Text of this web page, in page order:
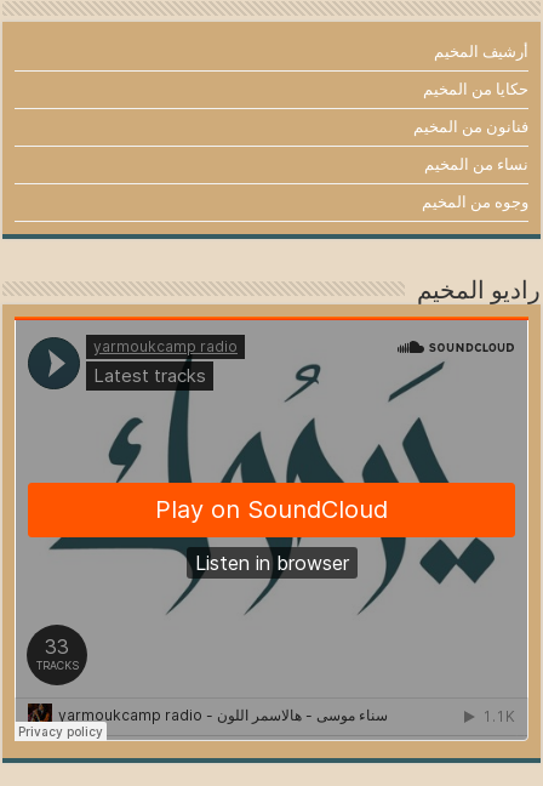
أرشيف المخيم
حكايا من المخيم
فنانون من المخيم
نساء من المخيم
وجوه من المخيم
راديو المخيم